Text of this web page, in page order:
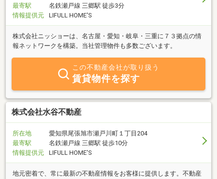
最寄駅
名鉄瀬戸線 三郷駅 徒歩3分
情報提供元
LIFULL HOME'S
株式会社ニッショーは、名古屋・愛知・岐阜・三重に７３拠点の情
報ネットワークを構築。当社管理物件も多数ございます。
この不動産会社が取り扱う
賃貸物件を探す
株式会社水谷不動産
所在地
愛知県尾張旭市瀬戸川町１丁目204
最寄駅
名鉄瀬戸線 三郷駅 徒歩10分
情報提供元
LIFULL HOME'S
地元密着で、常に最新の不動産情報をお客様に提供します。不動産